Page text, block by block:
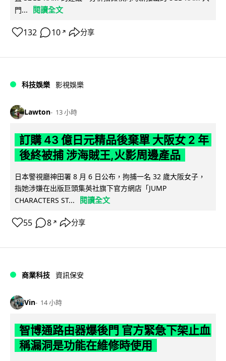
門...
閱讀全文
132 10 ↗ 分享
科技娛樂 影視娛樂
Lawton 13 小時
訂購 43 億日元精品後棄單 大阪女 2 年
後終被捕 涉海賊王,火影周邊產品
日本警視廳神田署 8 月 6 日公布，拘捕一名 32 歲大阪女子，
指她涉嫌在出版巨頭集英社旗下官方網店「JUMP
CHARACTERS ST...
閱讀全文
55 8 ↗ 分享
商業科技 資訊保安
Vin 14 小時
智博通路由器爆後門 官方緊急下架止血
稱漏洞是功能在維修時使用